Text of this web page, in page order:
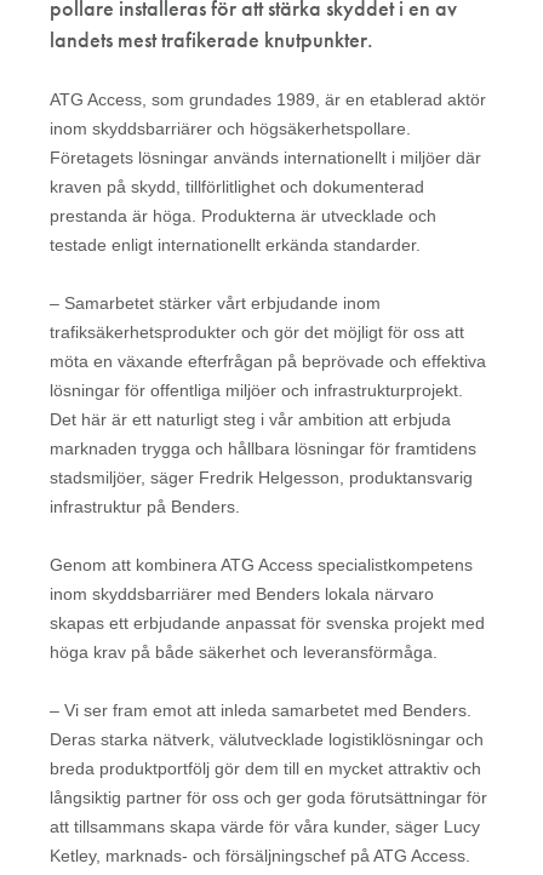
pollare installeras för att stärka skyddet i en av
landets mest trafikerade knutpunkter.
ATG Access, som grundades 1989, är en etablerad aktör
inom skyddsbarriärer och högsäkerhetspollare.
Företagets lösningar används internationellt i miljöer där
kraven på skydd, tillförlitlighet och dokumenterad
prestanda är höga. Produkterna är utvecklade och
testade enligt internationellt erkända standarder.
– Samarbetet stärker vårt erbjudande inom
trafiksäkerhetsprodukter och gör det möjligt för oss att
möta en växande efterfrågan på beprövade och effektiva
lösningar för offentliga miljöer och infrastrukturprojekt.
Det här är ett naturligt steg i vår ambition att erbjuda
marknaden trygga och hållbara lösningar för framtidens
stadsmiljöer, säger Fredrik Helgesson, produktansvarig
infrastruktur på Benders.
Genom att kombinera ATG Access specialistkompetens
inom skyddsbarriärer med Benders lokala närvaro
skapas ett erbjudande anpassat för svenska projekt med
höga krav på både säkerhet och leveransförmåga.
– Vi ser fram emot att inleda samarbetet med Benders.
Deras starka nätverk, välutvecklade logistiklösningar och
breda produktportfölj gör dem till en mycket attraktiv och
långsiktig partner för oss och ger goda förutsättningar för
att tillsammans skapa värde för våra kunder, säger Lucy
Ketley, marknads- och försäljningschef på ATG Access.